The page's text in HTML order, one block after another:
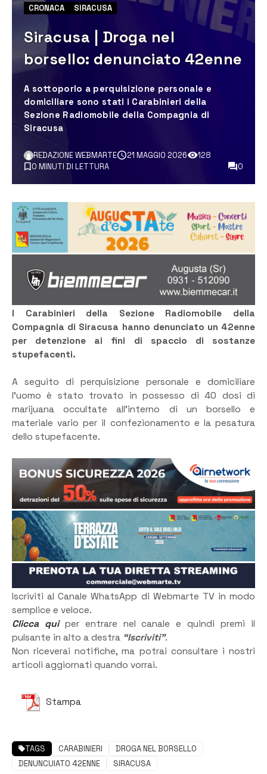
CRONACA SIRACUSA
Siracusa | Droga nel
borsello: denunciato 42enne
A sottoporlo a perquisizione personale e
domiciliare sono stati i Carabinieri della
Sezione Radiomobile della Compagnia di
Siracusa
REDAZIONE WEBMARTE 21 MAGGIO 2026
128
0 MINUTI DI LETTURA
0
I Carabinieri della Sezione Radiomobile della
Compagnia di Siracusa hanno denunciato un 42enne
per detenzione ai fini di spaccio di sostanze
stupefacenti.
A seguito di perquisizione personale e domiciliare
l’uomo è stato trovato in possesso di 40 dosi di
marijuana occultate all’interno di un borsello e
materiale vario per il confezionamento e la pesatura
dello stupefacente.
Iscriviti al Canale WhatsApp di Webmarte TV in modo
semplice e veloce.
Clicca quiper entrare nel canale e quindi premi il
pulsante in alto a destra “Iscriviti”.
Non riceverai notifiche, ma potrai consultare i nostri
articoli aggiornati quando vorrai.
Stampa
TAGS CARABINIERI
DROGA NEL BORSELLO
DENUNCUIATO 42ENNE
SIRACUSA